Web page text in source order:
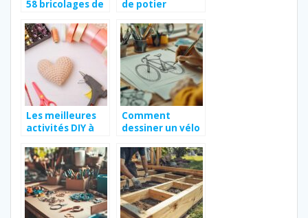
58 bricolages de
les enfants
de potier
Les meilleures
activités DIY à
expériences à ne
pas manquer
Comment
dessiner un vélo
l’esquisse au
dessin final